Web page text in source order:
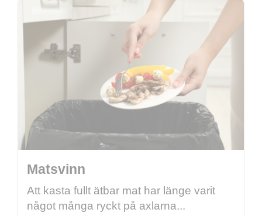
Matsvinn
Att kasta fullt ätbar mat har länge varit
något många ryckt på axlarna...